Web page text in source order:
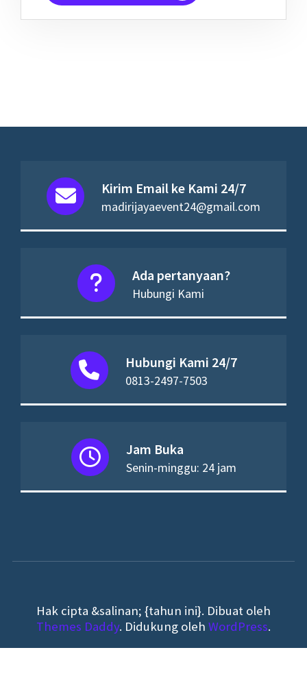
Kirim Email ke Kami 24/7
madirijayaevent24@gmail.com
Ada pertanyaan?
Hubungi Kami
Hubungi Kami 24/7
0813-2497-7503
Jam Buka
Senin-minggu: 24 jam
Hak cipta &salinan; {tahun ini}. Dibuat oleh
Themes Daddy. Didukung oleh WordPress.